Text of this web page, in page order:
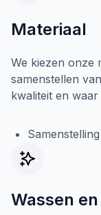
Materiaal
We kiezen onze
samenstellen
kwaliteit en
Wassen